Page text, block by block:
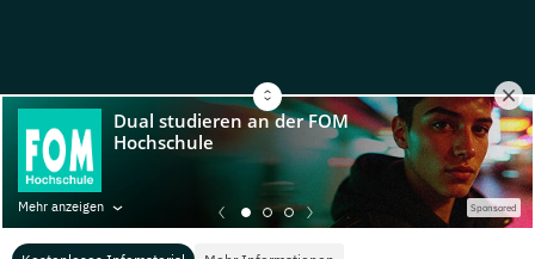
Mehr anzeigen Sponsored
© Copyright 2026, TarGroup Media GmbH
Impressum
uns
Datenschutzerklärung Nutzungsbedingungen